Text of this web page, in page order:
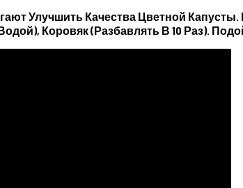
Улучшить Качества Цветной
Коровяк (разбавлять В 10 Раз).